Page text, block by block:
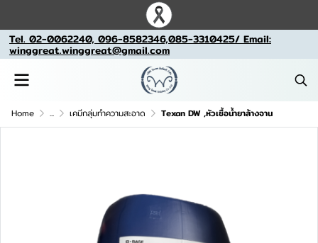
Tel. 02-0062240, 096-8582346,085-3310425/ Email:
winggreat.winggreat@gmail.com
Home ... เคมีกลุ่มทำความสะอาด Texan DW ,หัวเชื้อน้ำยาล้างจาน